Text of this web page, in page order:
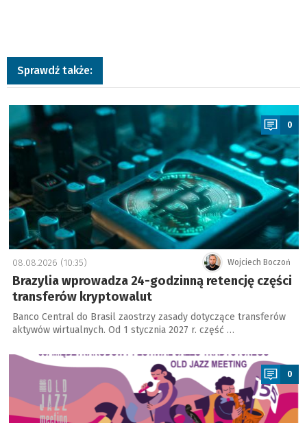
Sprawdź także:
a
0
Wojciech Boczoń
08.08.2026 (10:35)
Brazylia wprowadza 24-godzinną retencję części
transferów kryptowalut
Banco Central do Brasil zaostrzy zasady dotyczące transferów
aktywów wirtualnych. Od 1 stycznia 2027 r. część …
a
0